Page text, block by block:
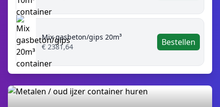
Mix gasbeton/gips 20m³
€ 2381,64
Bestellen